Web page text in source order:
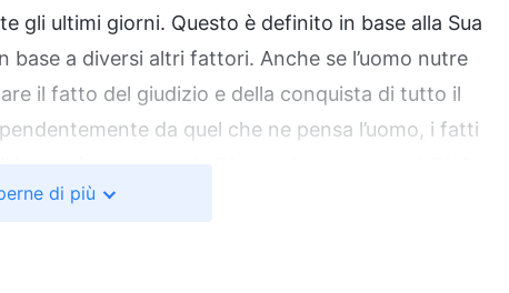
gli ultimi giorni. Questo è definito in base alla Sua
a diversi altri fattori. Anche se l’uomo nutre
il fatto del giudizio e della conquista di tutto il
da quel che ne pensa l’uomo, i fatti
può essere compiuta da nessuno, tranne che da
“L’umanità corrotta ha più bisogno della salvezza del Dio
di più